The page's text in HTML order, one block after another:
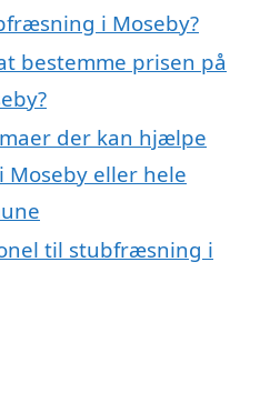
i Moseby?
bestemme prisen på
der kan hjælpe
eller hele
til stubfræsning i